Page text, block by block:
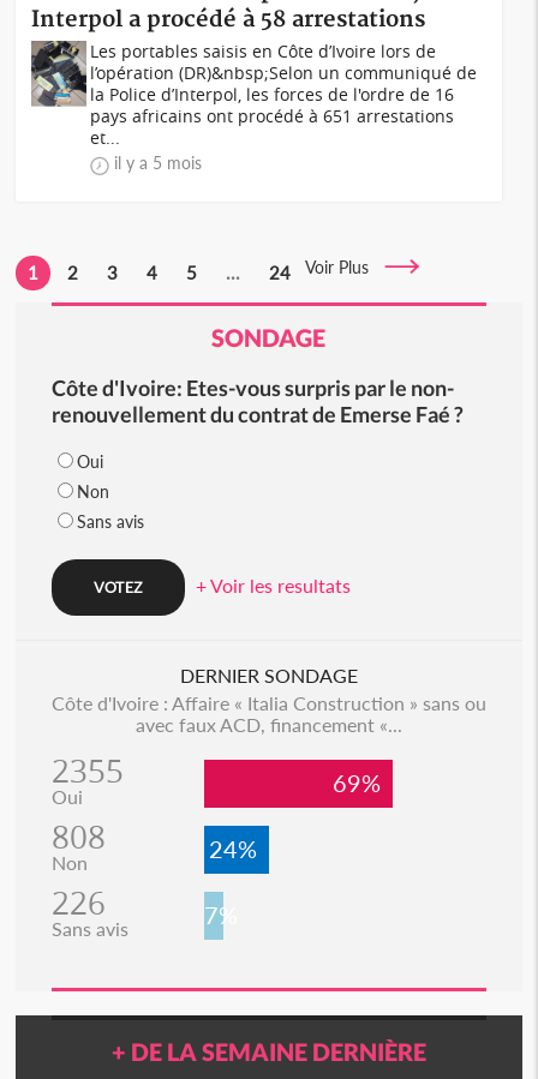
Interpol a procédé à 58 arrestations
Les portables saisis en Côte d’Ivoire lors de
l’opération (DR)&nbsp;Selon un communiqué de
la Police d’Interpol, les forces de l'ordre de 16
pays africains ont procédé à 651 arrestations
et...
il y a 5 mois
1 2 3 4 5 ... 24 Voir Plus
SONDAGE
Côte d'Ivoire: Etes-vous surpris par le non-
renouvellement du contrat de Emerse Faé ?
Oui
Non
Sans avis
+ Voir les resultats
DERNIER SONDAGE
Côte d'Ivoire : Affaire « Italia Construction » sans ou
avec faux ACD, financement «...
2355
Oui 69%
808
Non 24%
226
Sans avis 7%
+ DE LA SEMAINE DERNIÈRE